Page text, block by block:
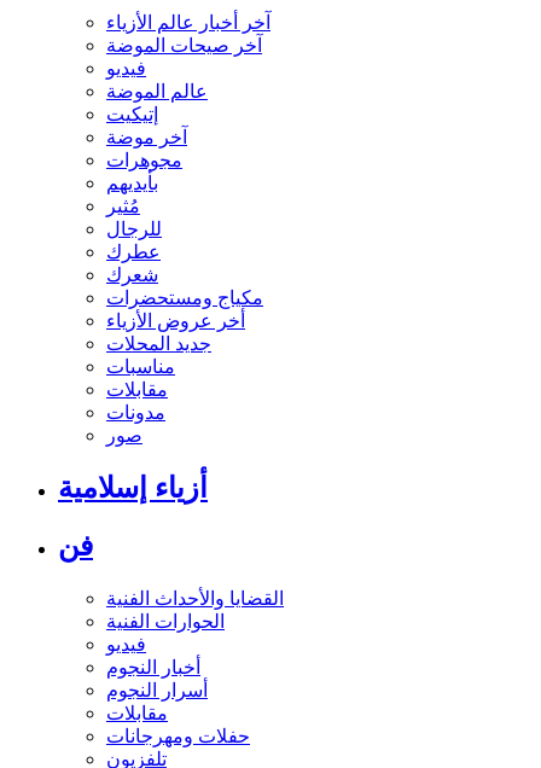
آخر أخبار عالم الأزياء
آخر صيحات الموضة
فيديو
عالم الموضة
إتيكيت
آخر موضة
مجوهرات
بأيديهم
مُثير
للرجال
عطرك
شعرك
مكياج ومستحضرات
أخر عروض الأزياء
جديد المحلات
مناسبات
مقابلات
مدونات
صور
أزياء إسلامية
فن
القضايا والأحداث الفنية
الحوارات الفنية
فيديو
أخبار النجوم
أسرار النجوم
مقابلات
حفلات ومهرجانات
تلفزيون